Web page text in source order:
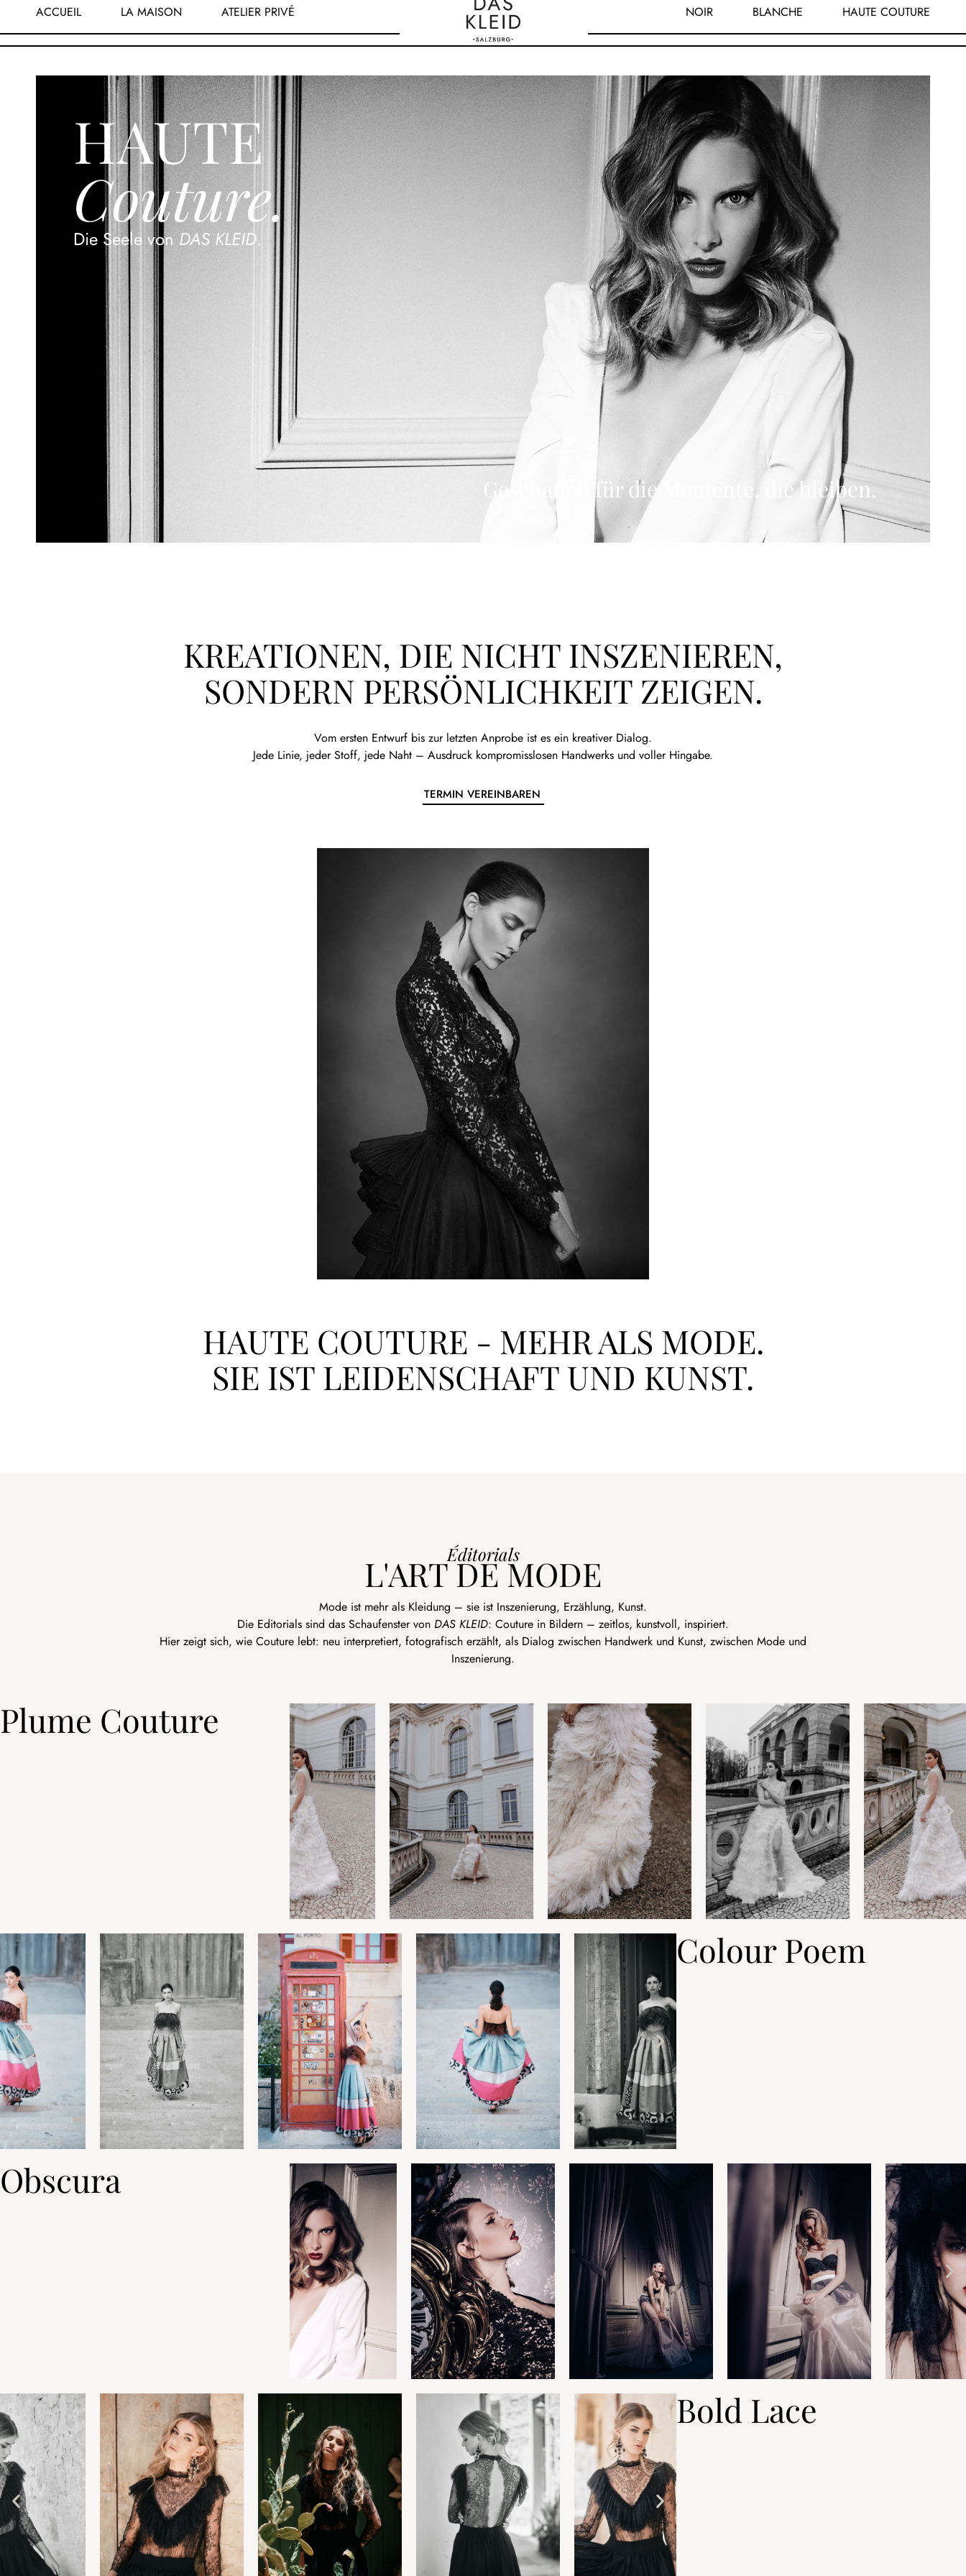
ACCUEIL LA MAISON ATELIER PRIVÉ NOIR BLANCHE HAUTE COUTURE
HAUTE
Couture.
Die Seele von DAS KLEID.
Geschaffen für die Momente, die bleiben.
KREATIONEN, DIE NICHT INSZENIEREN,
SONDERN PERSÖNLICHKEIT ZEIGEN.
Vom ersten Entwurf bis zur letzten Anprobe ist es ein kreativer Dialog.
Jede Linie, jeder Stoff, jede Naht – Ausdruck kompromisslosen Handwerks und voller Hingabe.
TERMIN VEREINBAREN
HAUTE COUTURE - MEHR ALS MODE.
SIE IST LEIDENSCHAFT UND KUNST.
Éditorials
L'ART DE MODE
Mode ist mehr als Kleidung – sie ist Inszenierung, Erzählung, Kunst.
Die Editorials sind das Schaufenster von DAS KLEID: Couture in Bildern – zeitlos, kunstvoll, inspiriert.
Hier zeigt sich, wie Couture lebt: neu interpretiert, fotografisch erzählt, als Dialog zwischen Handwerk und Kunst, zwischen Mode und
Inszenierung.
Plume Couture
Colour Poem
Obscura
Bold Lace